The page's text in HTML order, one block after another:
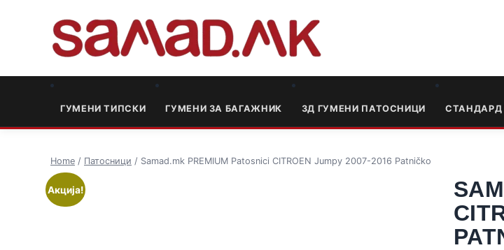
ГУМЕНИ ТИПСКИ ГУМЕНИ ЗА БАГАЖНИК 3Д ГУМЕНИ ПАТОСНИЦИ
Home / Патосници / Samad.mk PREMIUM Patosnici CITROEN Jumpy 2007-2016 Patničko
Акција!